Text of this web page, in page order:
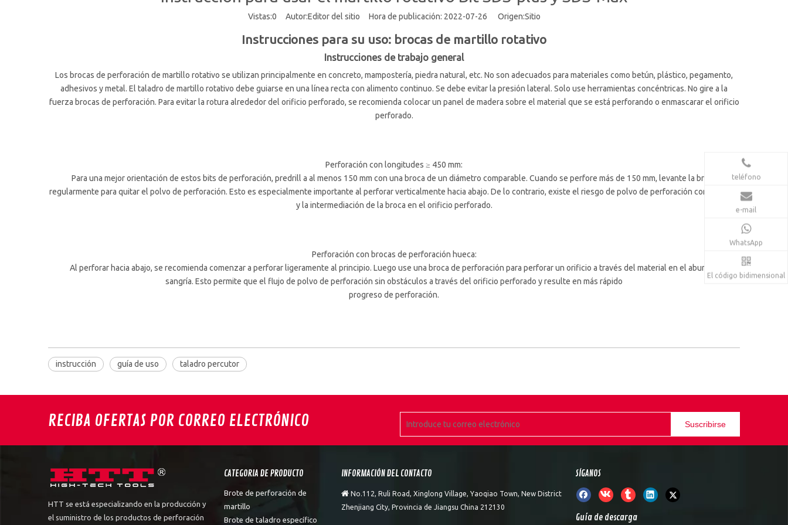
Vistas:0 Autor:Editor del sitio Hora de publicación: 2022-07-26 Origen:Sitio
Instrucciones para su uso: brocas de martillo rotativo
Instrucciones de trabajo general
Los brocas de perforación de martillo rotativo se utilizan principalmente en concreto, mampostería, piedra natural, etc. No son adecuados para materiales como betún, plástico, pegamento,
adhesivos y metal. El taladro de martillo rotativo debe guiarse en una línea recta con alimento continuo. Se debe evitar la presión lateral. Solo use herramientas concéntricas. No gire a la
fuerza brocas de perforación. Para evitar la rotura alrededor del orificio perforado, se recomienda colocar un panel de madera sobre el material que se está perforando o enmascarar el orificio
perforado.
Perforación con longitudes ≥ 450 mm:
Para una mejor orientación de estos bits de perforación, predrill a al menos 150 mm con una broca de un diámetro comparable. Cuando se perfore más de 150 mm, levante la broca
regularmente para quitar el polvo de perforación. Esto es especialmente importante al perforar verticalmente hacia abajo. De lo contrario, existe el riesgo de polvo de perforación compactado
y la intermediación de la broca en el orificio perforado.
Perforación con brocas de perforación hueca:
Al perforar hacia abajo, se recomienda comenzar a perforar ligeramente al principio. Luego use una broca de perforación para perforar un orificio a través del material en el aburrido
sangría. Esto permite que el flujo de polvo de perforación sin obstáculos a través del orificio perforado y resulte en más rápido
progreso de perforación.
instrucción guía de uso taladro percutor
RECIBA OFERTAS POR CORREO ELECTRÓNICO Suscribirse
HTT se está especializando en la producción y
el suministro de los productos de perforación
CATEGORIA DE PRODUCTO
Brote de perforación de
martillo
Brote de taladro específico
INFORMACIÓN DEL CONTACTO
 No.112, Ruli Road, Xinglong Village, Yaoqiao Town, New District
Zhenjiang City, Provincia de Jiangsu China 212130
SÍGANOS
Guía de descarga
teléfono
e-mail
WhatsApp
El código bidimensional